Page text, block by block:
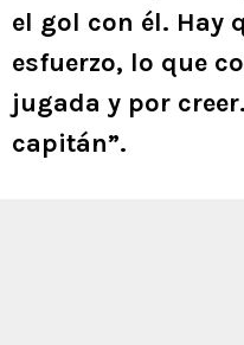
el gol con él. Hay
esfuerzo, lo que
jugada y por
capitán”.